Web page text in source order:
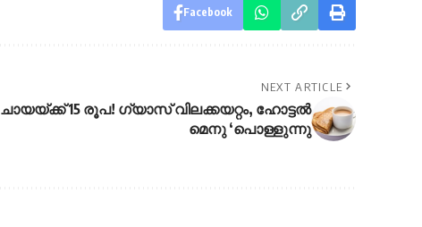
Facebook
NEXT ARTICLE
ചായയ്ക്ക് 15 രൂപ! ഗ്യാസ് വിലക്കയറ്റം, ഹോട്ടൽ
മെനു ‘പൊള്ളുന്നു